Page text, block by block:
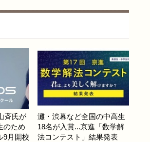
斉氏が
のため
9月開校
灘・渋幕など全国の中高生
18名が入賞...京進「数学解
法コンテスト」結果発表